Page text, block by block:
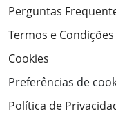
Perguntas
Termos e Condições
Cookies
Preferências de
Política de